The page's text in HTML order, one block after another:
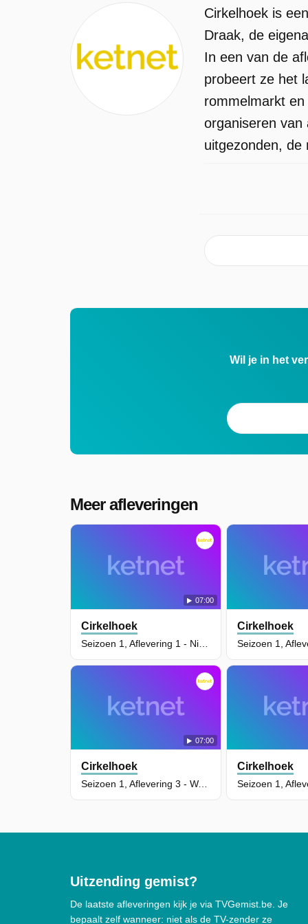
Cirkelhoek is
Draak, de
In een van de
probeert ze het
rommelmarkt
organiseren van
uitgezonden, de
Wil je in het
Meer afleveringen
07:00
Cirkelhoek Cirkelhoek
07:00
Cirkelhoek
Seizoen 1, Aflevering 3 - Waar Is Mijn Gordeldier?
Cirkelhoek
Uitzending gemist?
De laatste afleveringen kijk je via TVGemist.be. Je
bepaalt zelf wanneer: niet als de TV-zender ze